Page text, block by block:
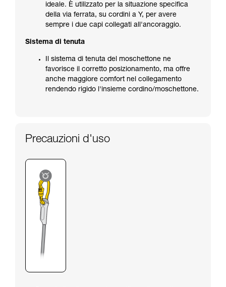
ideale. È utilizzato per la situazione specifica
della via ferrata, su cordini a Y, per avere
sempre i due capi collegati all'ancoraggio.
Sistema di tenuta
Il sistema di tenuta del moschettone ne
favorisce il corretto posizionamento, ma offre
anche maggiore comfort nel collegamento
rendendo rigido l'insieme cordino/moschettone.
Precauzioni d'uso